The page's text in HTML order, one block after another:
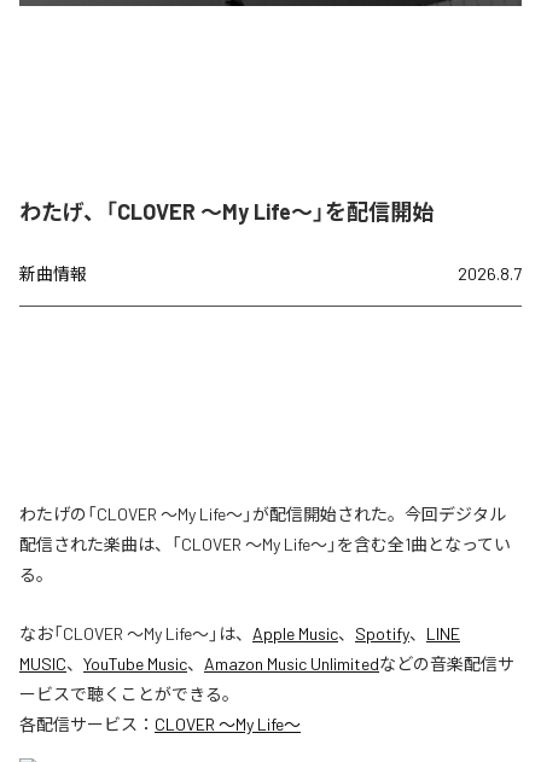
わたげ、「CLOVER ～My Life～」を配信開始
新曲情報 2026.8.7
わたげの「CLOVER ～My Life～」が配信開始された。今回デジタル
配信された楽曲は、「CLOVER ～My Life～」を含む全1曲となってい
る。
なお「CLOVER ～My Life～」は、 Apple Music、 Spotify、 LINE
MUSIC、 YouTube Music、 Amazon Music Unlimitedなどの音楽配信サ
ービスで聴くことができる。
各配信サービス： CLOVER ～My Life～